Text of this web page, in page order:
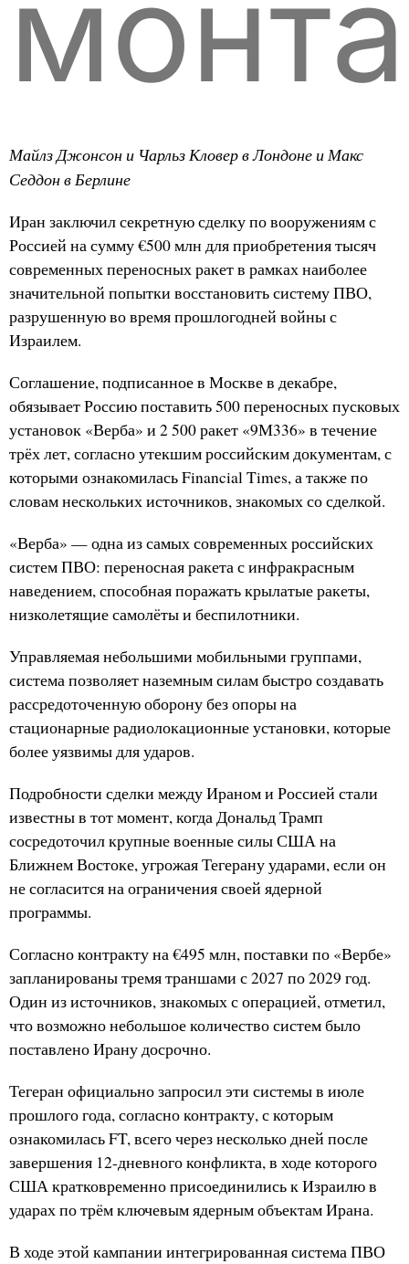
Майлз Джонсон и Чарльз Кловер в Лондоне и Макс
Седдон в Берлине
Иран заключил секретную сделку по вооружениям с
Россией на сумму €500 млн для приобретения тысяч
современных переносных ракет в рамках наиболее
значительной попытки восстановить систему ПВО,
разрушенную во время прошлогодней войны с
Израилем.
Соглашение, подписанное в Москве в декабре,
обязывает Россию поставить 500 переносных пусковых
установок «Верба» и 2 500 ракет «9М336» в течение
трёх лет, согласно утекшим российским документам, с
которыми ознакомилась Financial Times, а также по
словам нескольких источников, знакомых со сделкой.
«Верба» — одна из самых современных российских
систем ПВО: переносная ракета с инфракрасным
наведением, способная поражать крылатые ракеты,
низколетящие самолёты и беспилотники.
Управляемая небольшими мобильными группами,
система позволяет наземным силам быстро создавать
рассредоточенную оборону без опоры на
стационарные радиолокационные установки, которые
более уязвимы для ударов.
Подробности сделки между Ираном и Россией стали
известны в тот момент, когда Дональд Трамп
сосредоточил крупные военные силы США на
Ближнем Востоке, угрожая Тегерану ударами, если он
не согласится на ограничения своей ядерной
программы.
Согласно контракту на €495 млн, поставки по «Вербе»
запланированы тремя траншами с 2027 по 2029 год.
Один из источников, знакомых с операцией, отметил,
что возможно небольшое количество систем было
поставлено Ирану досрочно.
Тегеран официально запросил эти системы в июле
прошлого года, согласно контракту, с которым
ознакомилась FT, всего через несколько дней после
завершения 12-дневного конфликта, в ходе которого
США кратковременно присоединились к Израилю в
ударах по трём ключевым ядерным объектам Ирана.
В ходе этой кампании интегрированная система ПВО